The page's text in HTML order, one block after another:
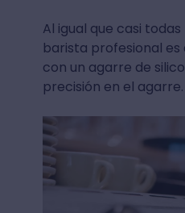
Al igual que casi
barista profesional
con un agarre de
precisión en el agarre.